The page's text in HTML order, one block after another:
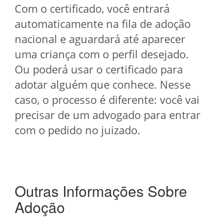
Com o certificado, você entrará
automaticamente na fila de adoção
nacional e aguardará até aparecer
uma criança com o perfil desejado.
Ou poderá usar o certificado para
adotar alguém que conhece. Nesse
caso, o processo é diferente: você vai
precisar de um advogado para entrar
com o pedido no juizado.
Outras Informações Sobre
Adoção